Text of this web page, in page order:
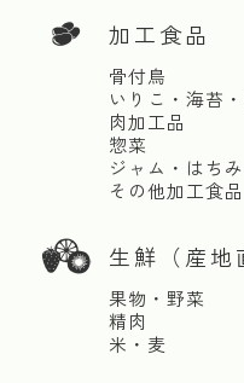
加工食品
骨付鳥
いりこ・海苔
肉加工品
惣菜
ジャム・はち
その他加工食品
生鮮（産地
果物・野菜
精肉
米・麦